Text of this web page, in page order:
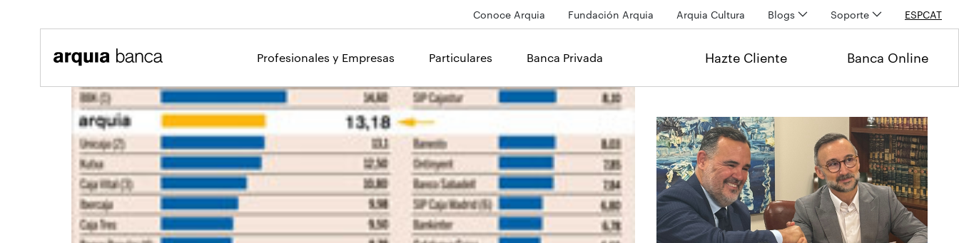
Conoce Arquia Fundación Arquia Arquia Cultura Blogs Soporte ESPCAT
Profesionales y Empresas Particulares Banca Privada Hazte Cliente Banca Online